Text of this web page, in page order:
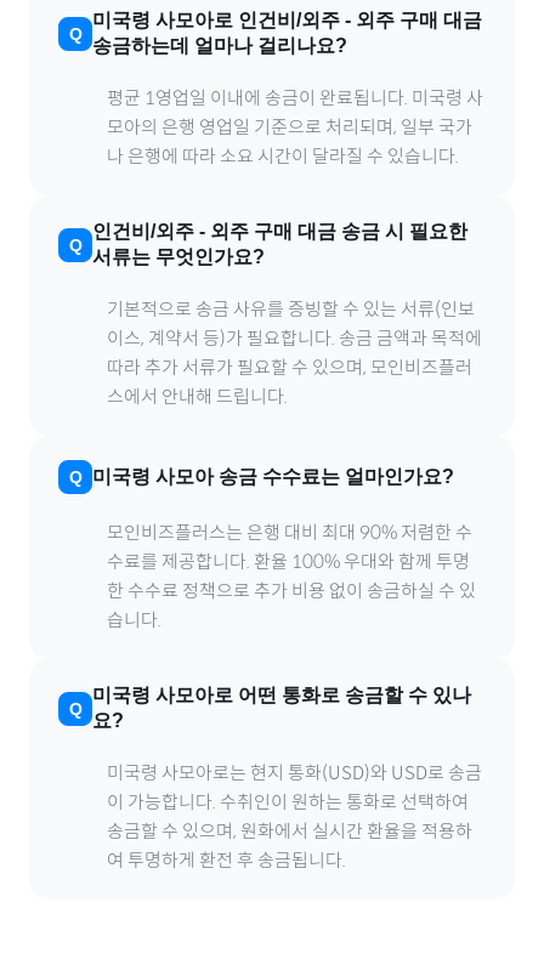
미국령 사모아로 인건비/외주 - 외주 구매 대금
송금하는데 얼마나 걸리나요?
평균 1영업일 이내에 송금이 완료됩니다. 미국령 사
모아의 은행 영업일 기준으로 처리되며, 일부 국가
나 은행에 따라 소요 시간이 달라질 수 있습니다.
인건비/외주 - 외주 구매 대금 송금 시 필요한
서류는 무엇인가요?
기본적으로 송금 사유를 증빙할 수 있는 서류(인보
이스, 계약서 등)가 필요합니다. 송금 금액과 목적에
따라 추가 서류가 필요할 수 있으며, 모인비즈플러
스에서 안내해 드립니다.
미국령 사모아송금 수수료는 얼마인가요?
모인비즈플러스는 은행 대비 최대 90% 저렴한 수
수료를 제공합니다. 환율 100% 우대와 함께 투명
한 수수료 정책으로 추가 비용 없이 송금하실 수 있
습니다.
미국령 사모아로 어떤 통화로 송금할 수 있나
요?
미국령 사모아로는 현지 통화(USD)와 USD로 송금
이 가능합니다. 수취인이 원하는 통화로 선택하여
송금할 수 있으며, 원화에서 실시간 환율을 적용하
여 투명하게 환전 후 송금됩니다.